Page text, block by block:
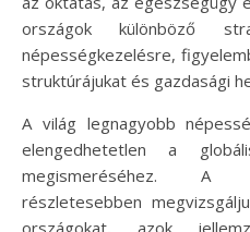
országok különböző
népességkezelésre,
struktúrájukat és gazdasági
A világ legnagyobb
elengedhetetlen a
megismeréséhez. A
részletesebben
országokat, azok